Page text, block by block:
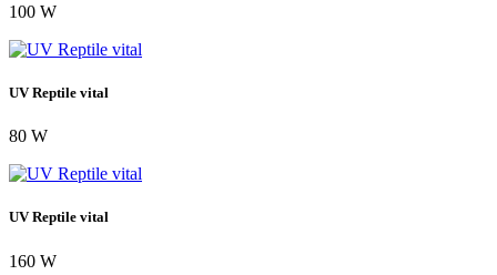
100 W
UV Reptile vital
80 W
UV Reptile vital
160 W